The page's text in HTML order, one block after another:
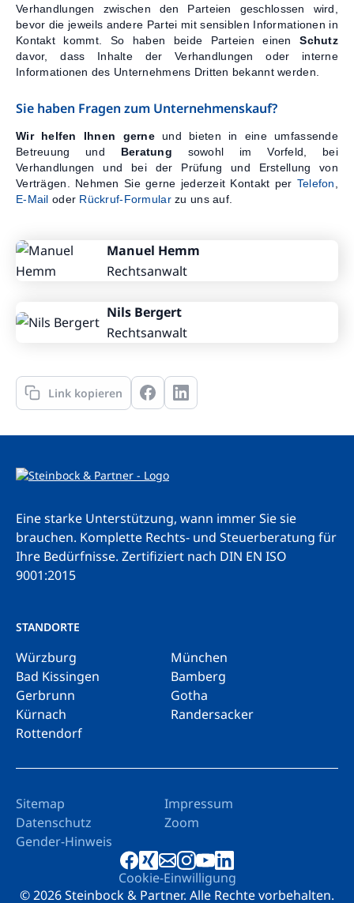
Verhandlungen zwischen den Parteien geschlossen wird,
bevor die jeweils andere Partei mit sensiblen Informationen in
Kontakt kommt. So haben beide Parteien einenSchutz
davor, dass Inhalte der Verhandlungen oder interne
Informationen des Unternehmens Dritten bekannt werden.
Sie haben Fragen zum Unternehmenskauf?
Wir helfen Ihnen gerneund bieten in eine umfassende
Betreuung und Beratung sowohl im Vorfeld, bei
Verhandlungen und bei der Prüfung und Erstellung von
Verträgen. Nehmen Sie gerne jederzeit Kontakt per Telefon
E-Mail oder Rückruf-Formularzu uns auf.
Manuel Hemm
Rechtsanwalt
Nils Bergert
Rechtsanwalt
Link kopieren
Eine starke Unterstützung, wann immer Sie sie
brauchen. Komplette Rechts- und Steuerberatung für
Ihre Bedürfnisse. Zertifiziert nach DIN EN ISO
9001:2015
STANDORTE
Würzburg
München
Bad Kissingen
Bamberg
Gerbrunn
Gotha
Kürnach
Randersacker
Rottendorf
Sitemap
Impressum
Datenschutz
Zoom
Gender-Hinweis
© 2026 Steinbock & Partner. Alle Rechte vorbehalten.
Cookie-Einwilligung